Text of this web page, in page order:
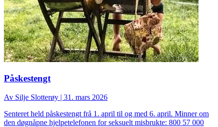
Påskestengt
Av Silje Slotterøy | 31. mars 2026
Senteret held påskestengt frå 1. april til og med 6. april. Minner om
den døgnåpne hjelpetelefonen for seksuelt misbrukte: 800 57 000